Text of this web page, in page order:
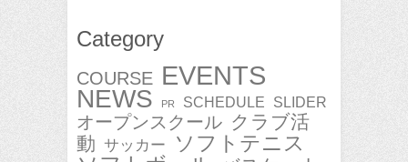
Category
COURSE EVENTS
NEWS PR SCHEDULE SLIDER
オープンスクール クラブ活
動 サッカー ソフトテニス